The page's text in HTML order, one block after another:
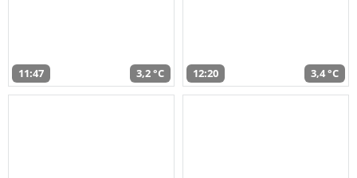
11:47 3,2 °C 12:20 3,4 °C